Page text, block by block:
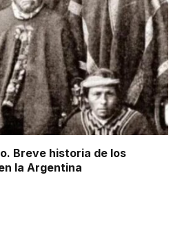
Breve historia de los
la Argentina